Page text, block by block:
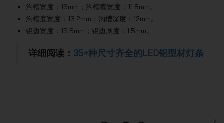
沟槽宽度：16mm；沟槽嘴宽度：11.8mm。
沟槽底宽度：13.2mm；沟槽深度：12mm。
铝边宽度：19.5mm；铝边厚度：1.5mm。
详细阅读： 35+种尺寸齐全的LED铝型材灯条